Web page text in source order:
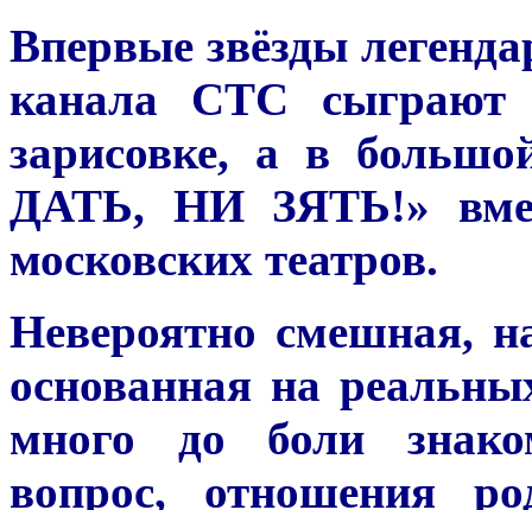
Впервые звёзды
канала СТС сыграют
зарисовке, а в
ДАТЬ, НИ ЗЯТЬ!»
московских театров.
Невероятно смешная,
основанная на
много до боли
вопрос, отношения